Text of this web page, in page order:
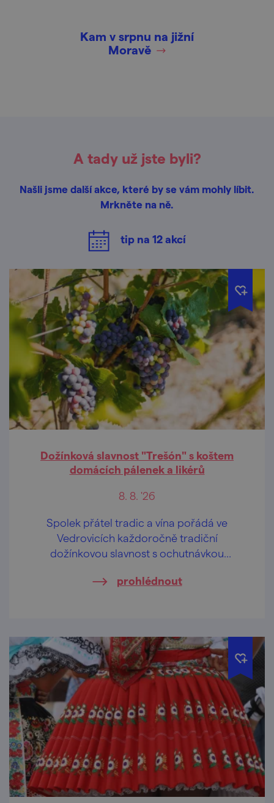
Kam v srpnu na jižní
Moravě
A tady už jste byli?
Našli jsme další akce, které by se vám mohly líbit.
Mrkněte na ně.
tip na 12akcí
Dožínková slavnost "Trešón" s koštem
domácích pálenek a likérů
8. 8. '26
Spolek přátel tradic a vína pořádá ve
Vedrovicích každoročně tradiční
dožínkovou slavnost s ochutnávkou
prohlédnout